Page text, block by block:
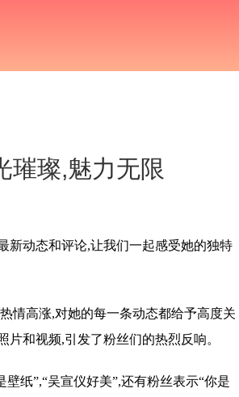
璀璨,魅力无限
新动态和评论,让我们一起感受她的独特
情高涨,对她的每一条动态都给予高度关
和视频,引发了粉丝们的热烈反响。
纸”,“吴宣仪好美”,还有粉丝表示“你是